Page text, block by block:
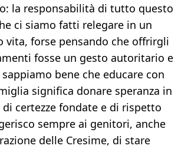
la responsabilità di tutto questo
ci siamo fatti relegare in un
vita, forse pensando che offrirgli
fosse un gesto autoritario e
bene che educare con
significa donare speranza in
certezze fondate e di rispetto
sempre ai genitori, anche
delle Cresime, di stare